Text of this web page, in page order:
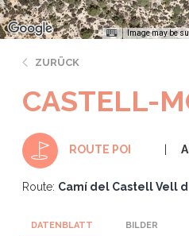
Image may be
ZURÜCK
CASTELL-
ROUTE POI
Route: Camí del Castell Vell
DATENBLATT BILDER